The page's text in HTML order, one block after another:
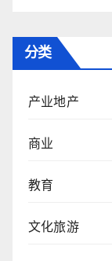
分类
产业地产
商业
教育
文化旅游